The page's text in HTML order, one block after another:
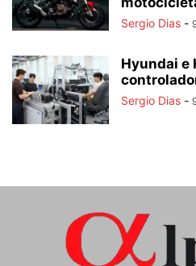
Sergio Dias -
Hyundai e
Sergio Dias -